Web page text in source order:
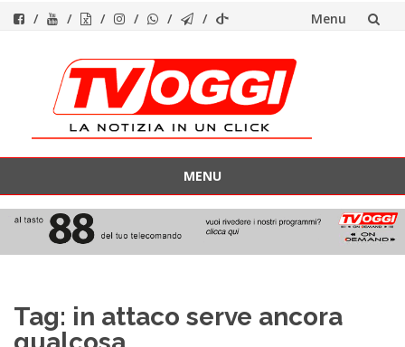
Menu
contenuto
MENU
contenuto
Tag: in attaco serve ancora